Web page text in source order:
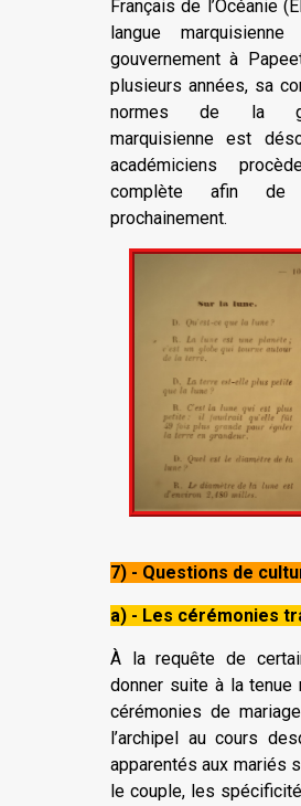
Français de l’Océanie
langue
gouvernement à
plusieurs années, sa
normes de la
marquisienne est
académiciens
complète afin de
prochainement.
7) - Questions de
a) - Les cérémonies
À la requête de
donner suite à la
cérémonies de
l’archipel au cours
apparentés aux mariés
le couple, les